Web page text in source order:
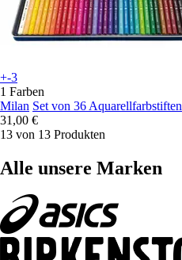
+-3
1 Farben
Milan Set von 36 Aquarellfarbstiften
31,00 €
13 von 13 Produkten
Alle unsere Marken